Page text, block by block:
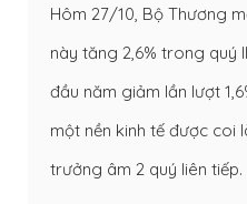
Hôm 27/10, Bộ Thương
này tăng 2,6% trong quý
đầu năm giảm lần lượt
một nền kinh tế được coi
trưởng âm 2 quý liên tiếp.